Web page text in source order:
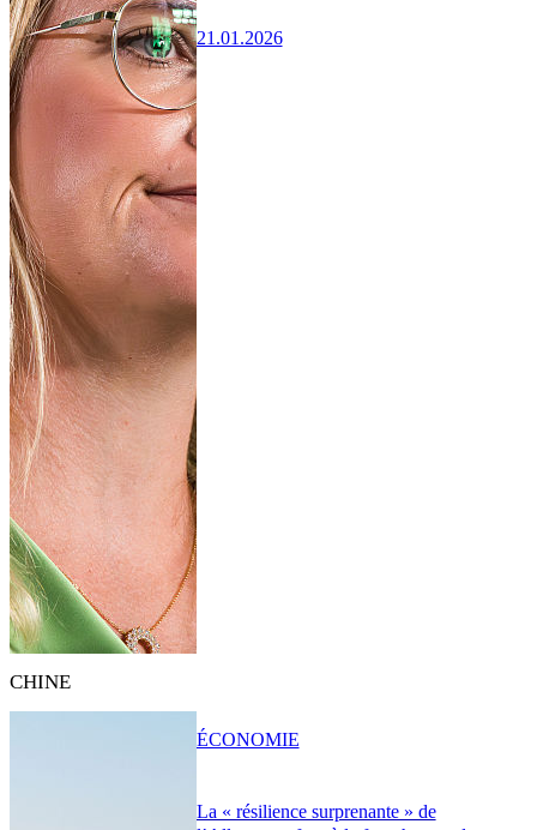
21.01.2026
CHINE
La « résilience surprenante » de
ÉCONOMIE